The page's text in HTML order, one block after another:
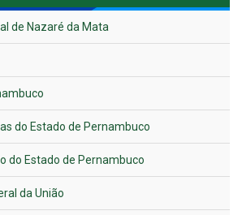
de Nazaré da Mata
do Estado de Pernambuco
do Estado de Pernambuco
da União